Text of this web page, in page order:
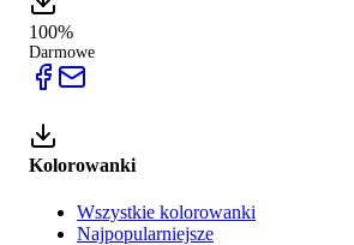
100%
Darmowe
Kolorowanki
Wszystkie kolorowanki
Najpopularniejsze